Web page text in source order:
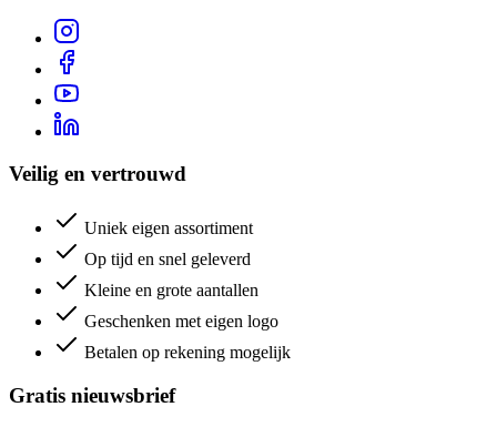
Veilig en vertrouwd
Uniek eigen assortiment
Op tijd en snel geleverd
Kleine en grote aantallen
Geschenken met eigen logo
Betalen op rekening mogelijk
Gratis nieuwsbrief